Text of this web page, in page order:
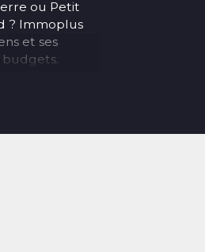
ou Petit
? Immoplus
et ses